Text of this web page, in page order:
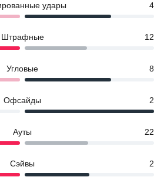
удары 4
Штрафные 12
Угловые 8
Офсайды 2
Ауты 22
Сэйвы 2